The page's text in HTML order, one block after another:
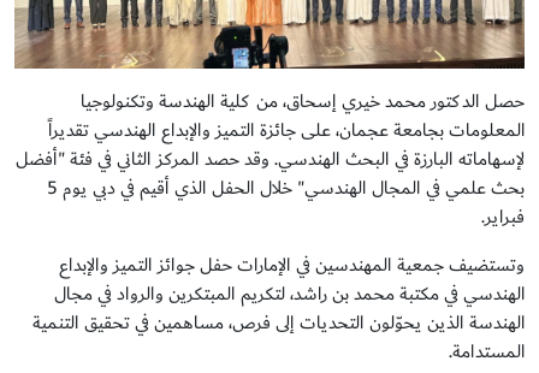
حصل الدكتور محمد خيري إسحاق، من كلية الهندسة وتكنولوجيا
المعلومات بجامعة عجمان، على جائزة التميز والإبداع الهندسي تقديراً
لإسهاماته البارزة في البحث الهندسي. وقد حصد المركز الثاني في فئة "أفضل
بحث علمي في المجال الهندسي" خلال الحفل الذي أقيم في دبي يوم 5
فبراير.
وتستضيف جمعية المهندسين في الإمارات حفل جوائز التميز والإبداع
الهندسي في مكتبة محمد بن راشد، لتكريم المبتكرين والرواد في مجال
الهندسة الذين يحوّلون التحديات إلى فرص، مساهمين في تحقيق التنمية
المستدامة.